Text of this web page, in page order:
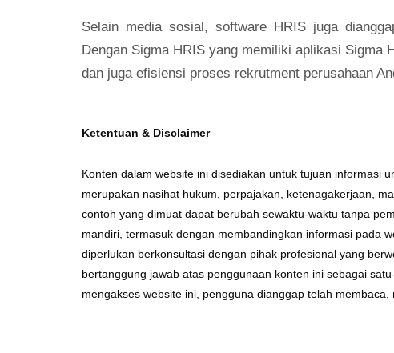
Selain media sosial, software HRIS juga
Dengan Sigma HRIS yang memiliki aplikasi Sigma
dan juga efisiensi proses rekrutment perusahaan
Ketentuan & Disclaimer
Konten dalam website ini disediakan untuk tujuan informasi
merupakan nasihat hukum, perpajakan, ketenagakerjaan,
contoh yang dimuat dapat berubah sewaktu-waktu tanpa
mandiri, termasuk dengan membandingkan informasi pada
diperlukan berkonsultasi dengan pihak profesional yang
bertanggung jawab atas penggunaan konten ini sebagai
mengakses website ini, pengguna dianggap telah